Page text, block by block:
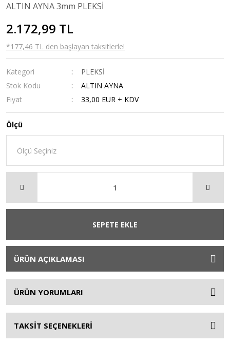
ALTIN AYNA 3mm PLEKSİ
2.172,99 TL
*177,46 TL den başlayan taksitlerle!
Kategori
PLEKSİ
Stok Kodu
ALTIN AYNA
Fiyat
33,00 EUR + KDV
Ölçü
SEPETE EKLE
ÜRÜN AÇIKLAMASI
ÜRÜN YORUMLARI
TAKSİT SEÇENEKLERİ